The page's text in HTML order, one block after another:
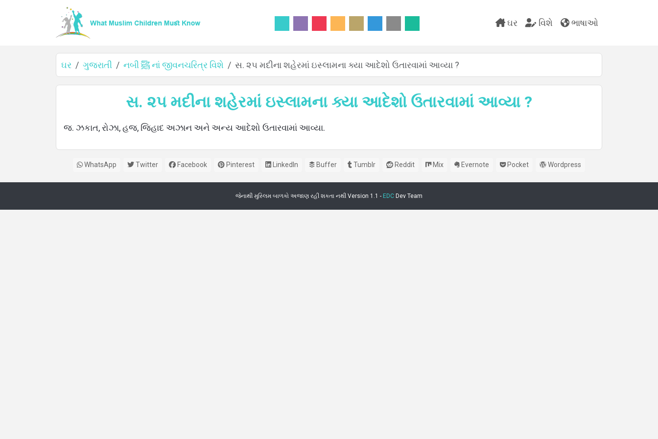
ઘર વિશે ભાષાઓ
ઘર ગુજરાતી નબી ﷺ નાં જીવનચરિત્ર વિશે સ. ૨૫ મદીના શહેરમાં ઇસ્લામના ક્યા આદેશો ઉતારવામાં આવ્યા ?
સ. ૨૫ મદીના શહેરમાં ઇસ્લામના ક્યા આદેશો ઉતારવામાં આવ્યા ?
જ. ઝકાત, રોઝા, હજ, જિહાદ અઝાન અને અન્ય આદેશો ઉતારવામાં આવ્યા.
WhatsApp Twitter Facebook Pinterest LinkedIn Buffer Tumblr Reddit Mix Evernote Pocket Wordpress
જેનાથી મુસ્લિમ બાળકો અજાણ રહી શકતા નથી Version 1.1 - EDC Dev Team